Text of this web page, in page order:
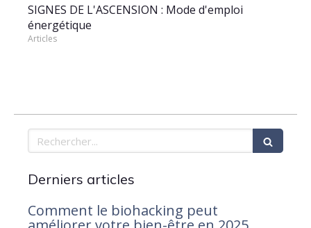
SIGNES DE L'ASCENSION : Mode d'emploi
énergétique
Articles
Rechercher
Derniers articles
Comment le biohacking peut